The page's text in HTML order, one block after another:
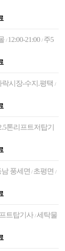
/ 12:00-21:00/ 주5
락시장-수지.평택/
톤리프트저탑기
풍세면 / 초평면/
트탑기사/세탁물